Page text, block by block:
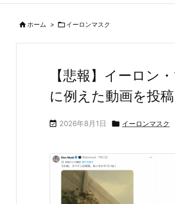
ホーム > イーロンマスク
【悲報】イーロン
に例えた動画を投
 2026年8月1日  イーロンマスク